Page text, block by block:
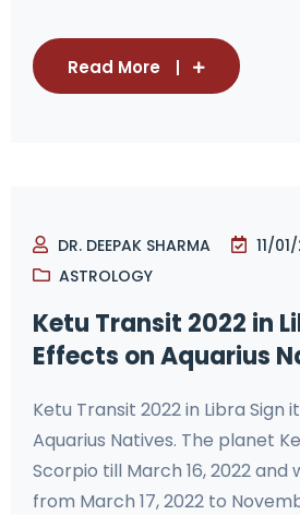
Read More
DR. DEEPAK SHARMA
11/
ASTROLOGY
Ketu Transit 2022 in
Effects on Aquarius
Ketu Transit 2022 in Libra Sign
Aquarius Natives. The planet
Scorpio till March 16, 2022 and
from March 17, 2022 to